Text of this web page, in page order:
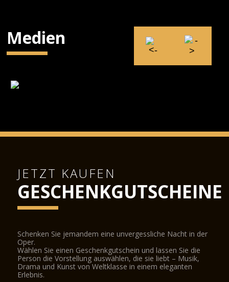
Medien
JETZT KAUFEN
GESCHENKGUTSCHEINE
Schenken Sie jemandem eine unvergessliche Nacht in der
Oper.
Wählen Sie einen Geschenkgutschein und lassen Sie die
Person die Vorstellung auswählen, die sie liebt – Musik,
Drama und Kunst von Weltklasse in einem eleganten
Erlebnis.